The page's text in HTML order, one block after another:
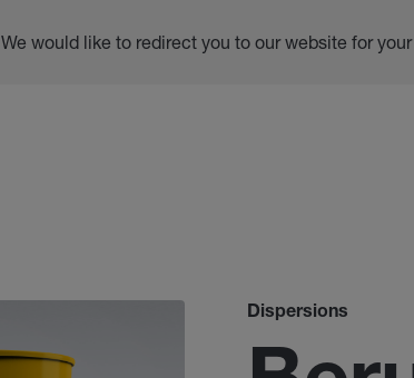
We would like to redirect you to our website for
Dispersions